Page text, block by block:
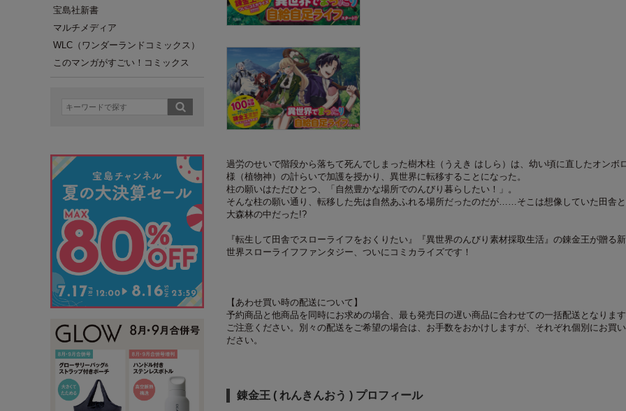
宝島社新書
マルチメディア
WLC（ワンダーランドコミックス）
このマンガがすごい！コミックス
過労のせいで階段から落ちて死んでしまった樹木柱（うえき はしら）は、幼い頃に直したオンボ
様（植物神）の計らいで加護を授かり、異世界に転移することになった。
柱の願いはただひとつ、「自然豊かな場所でのんびり暮らしたい！」。
そんな柱の願い通り、転移した先は自然あふれる場所だったのだが……そこは想像していた田舎と
大森林の中だった!?
『転生して田舎でスローライフをおくりたい』『異世界のんびり素材採取生活』の錬金王が贈る
世界スローライフファンタジー、ついにコミカライズです！
【あわせ買い時の配送について】
予約商品と他商品を同時にお求めの場合、最も発売日の遅い商品に合わせての一括配送となります
ご注意ください。別々の配送をご希望の場合は、お手数をおかけしますが、それぞれ個別にお買い
ださい。
錬金王 ( れんきんおう ) プロフィール